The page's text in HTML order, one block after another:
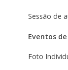
Sessão de
Eventos
Foto